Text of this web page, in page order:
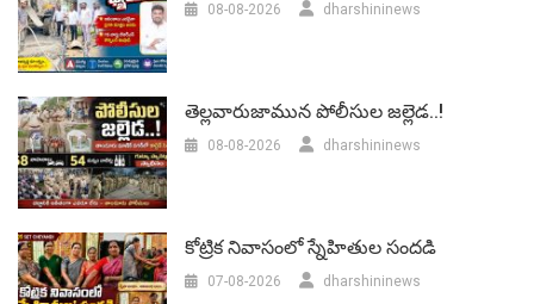
08-08-2026 dharshininews
తెల్లవారుజామున పోలీసుల జల్లెడ..!
08-08-2026 dharshininews
కోట్రిక నివాసంలో స్నేహితుల సందడి
07-08-2026 dharshininews